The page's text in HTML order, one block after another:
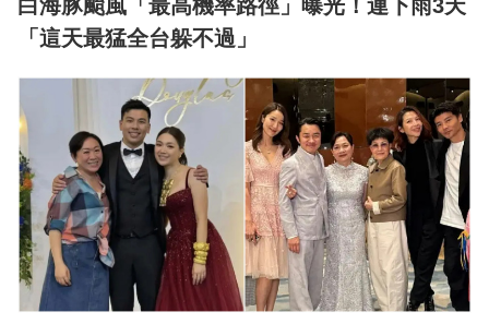
白海豚颱風「最高機率路徑」曝光！連下雨3天
「這天最猛全台躲不過」